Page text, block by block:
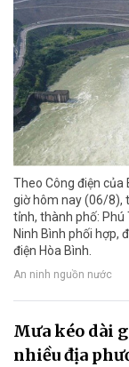
Theo Công điện của
giờ hôm nay (06/8),
tỉnh, thành phố: Phú
Ninh Bình phối hợp,
điện Hòa Bình.
An ninh nguồn nước
Mưa kéo dài
nhiều địa